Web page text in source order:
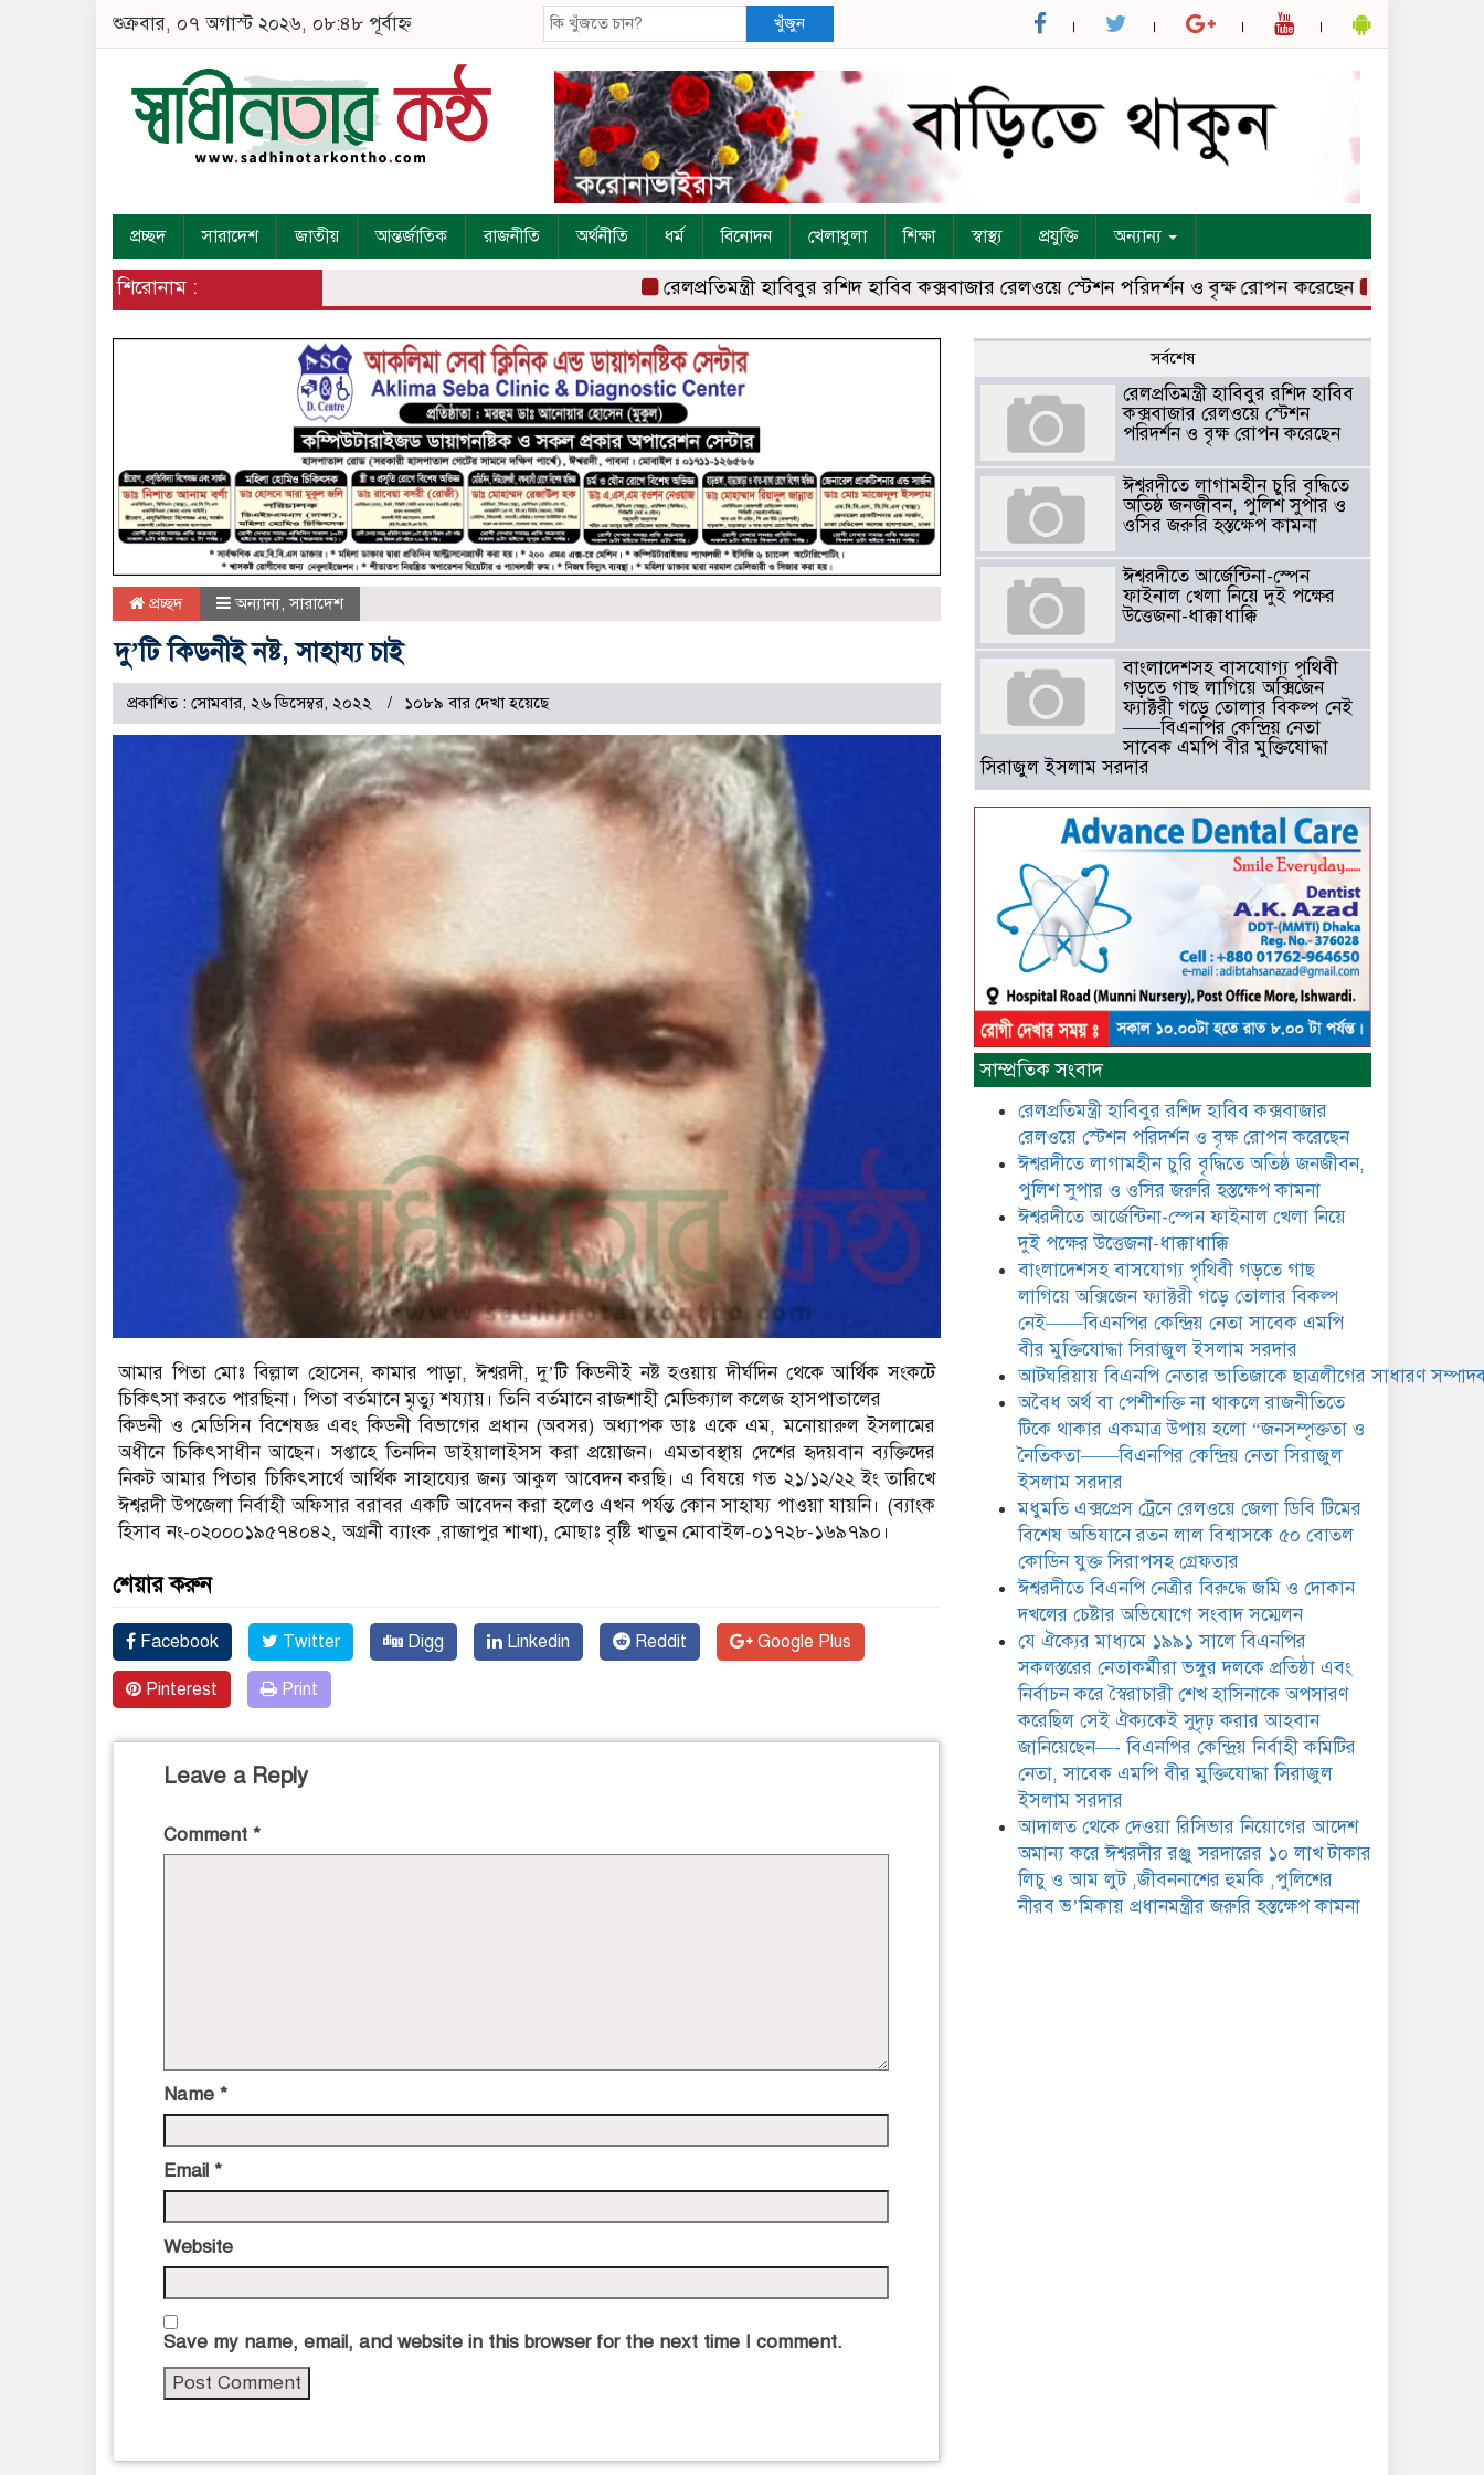
শুক্রবার, ০৭ অগাস্ট ২০২৬, ০৮:৪৮ পূর্বাহ্ন খুঁজুন
প্রচ্ছদ সারাদেশ জাতীয় আন্তর্জাতিক রাজনীতি অর্থনীতি ধর্ম বিনোদন খেলাধুলা শিক্ষা স্বাস্থ্য প্রযুক্তি অন্যান্য
শিরোনাম : রেলপ্রতিমন্ত্রী হাবিবুর রশিদ হাবিব কক্সবাজার রেলওয়ে স্টেশন পরিদর্শন ও বৃক্ষ রোপন করেছেন ঈশ্বরদীতে
প্রচ্ছদ অন্যান্য,সারাদেশ
দু’টি কিডনীই নষ্ট, সাহায্য চাই
প্রকাশিত : সোমবার, ২৬ ডিসেম্বর, ২০২২ ১০৮৯ বার দেখা হয়েছে
আমার পিতা মোঃ বিল্লাল হোসেন, কামার পাড়া, ঈশ্বরদী, দু’টি কিডনীই নষ্ট হওয়ায় দীর্ঘদিন থেকে আর্থিক সংকটে
চিকিৎসা করতে পারছিনা। পিতা বর্তমানে মৃত্যু শয্যায়। তিনি বর্তমানে রাজশাহী মেডিক্যাল কলেজ হাসপাতালের
কিডনী ও মেডিসিন বিশেষজ্ঞ এবং কিডনী বিভাগের প্রধান (অবসর) অধ্যাপক ডাঃ একে এম, মনোয়ারুল ইসলামের
অধীনে চিকিৎসাধীন আছেন। সপ্তাহে তিনদিন ডাইয়ালাইসস করা প্রয়োজন। এমতাবস্থায় দেশের হৃদয়বান ব্যক্তিদের
নিকট আমার পিতার চিকিৎসার্থে আর্থিক সাহায্যের জন্য আকুল আবেদন করছি। এ বিষয়ে গত ২১/১২/২২ ইং তারিখে
ঈশ্বরদী উপজেলা নির্বাহী অফিসার বরাবর একটি আবেদন করা হলেও এখন পর্যন্ত কোন সাহায্য পাওয়া যায়নি। (ব্যাংক
হিসাব নং-০২০০০১৯৫৭৪০৪২, অগ্রনী ব্যাংক ,রাজাপুর শাখা), মোছাঃ বৃষ্টি খাতুন মোবাইল-০১৭২৮-১৬৯৭৯০।
শেয়ার করুন
Facebook Twitter Digg Linkedin Reddit Google Plus
Pinterest Print
Leave a Reply
Comment *
Name *
Email *
Website
Save my name, email, and website in this browser for the next time I comment.
সর্বশেষ
রেলপ্রতিমন্ত্রী হাবিবুর রশিদ হাবিব
কক্সবাজার রেলওয়ে স্টেশন
পরিদর্শন ও বৃক্ষ রোপন করেছেন
ঈশ্বরদীতে লাগামহীন চুরি বৃদ্ধিতে
অতিষ্ঠ জনজীবন, পুলিশ সুপার ও
ওসির জরুরি হস্তক্ষেপ কামনা ​
ঈশ্বরদীতে আর্জেন্টিনা-স্পেন
ফাইনাল খেলা নিয়ে দুই পক্ষের
উত্তেজনা-ধাক্কাধাক্কি
বাংলাদেশসহ বাসযোগ্য পৃথিবী
গড়তে গাছ লাগিয়ে অক্সিজেন
ফ্যাক্টরী গড়ে তোলার বিকল্প নেই
——বিএনপির কেন্দ্রিয় নেতা
সাবেক এমপি বীর মুক্তিযোদ্ধা
সিরাজুল ইসলাম সরদার
আটঘরিয়ায় বিএনপি নেতার ভাতিজাকে ছাত্রলীগের সাধারণ সম্পাদক
​​অবৈধ অর্থ বা পেশীশক্তি না থাকলে
রাজনীতিতে টিকে থাকার একমাত্র
উপায় হলো “জনসম্পৃক্ততা ও
নৈতিকতা——বিএনপির কেন্দ্রিয়
নেতা সিরাজুল ইসলাম সরদার
জেলা ডিবি টিমের বিশেষ অভিযানে
রতন লাল বিশ্বাসকে ৫০ বোতল
কোডিন যুক্ত সিরাপসহ গ্রেফতার
ঈশ্বরদীতে বিএনপি নেত্রীর বিরুদ্ধে
জমি ও দোকান দখলের চেষ্টার
অভিযোগে সংবাদ সম্মেলন
যে ঐক্যের মাধ্যমে ১৯৯১ সালে
বিএনপির সকলস্তরের নেতাকর্মীরা
ভঙ্গুর দলকে প্রতিষ্ঠা এবং নির্বাচন
করে স্বৈরাচারী শেখ হাসিনাকে
অপসারণ করেছিল সেই ঐক্যকেই
সুদৃঢ় করার আহবান জানিয়েছেন—- বিএনপির কেন্দ্রিয়
নির্বাহী কমিটির নেতা, সাবেক এমপি বীর মুক্তিযোদ্ধা
সিরাজুল ইসলাম সরদার
আদালত থেকে দেওয়া রিসিভার
নিয়োগের আদেশ অমান্য করে
টাকার লিচু ও আম লুট
,জীবননাশের হুমকি ,পুলিশের
নীরব ভ’মিকায় প্রধানমন্ত্রীর জরুরি হস্তক্ষেপ কামনা
সাম্প্রতিক সংবাদ
রেলপ্রতিমন্ত্রী হাবিবুর রশিদ হাবিব কক্সবাজার
রেলওয়ে স্টেশন পরিদর্শন ও বৃক্ষ রোপন করেছেন
ঈশ্বরদীতে লাগামহীন চুরি বৃদ্ধিতে অতিষ্ঠ জনজীবন,
পুলিশ সুপার ও ওসির জরুরি হস্তক্ষেপ কামনা ​
ঈশ্বরদীতে আর্জেন্টিনা-স্পেন ফাইনাল খেলা নিয়ে
দুই পক্ষের উত্তেজনা-ধাক্কাধাক্কি
বাংলাদেশসহ বাসযোগ্য পৃথিবী গড়তে গাছ
লাগিয়ে অক্সিজেন ফ্যাক্টরী গড়ে তোলার বিকল্প
নেই——বিএনপির কেন্দ্রিয় নেতা সাবেক এমপি
বীর মুক্তিযোদ্ধা সিরাজুল ইসলাম সরদার
আটঘরিয়ায় বিএনপি নেতার ভাতিজাকে ছাত্রলীগের সাধারণ
​​অবৈধ অর্থ বা পেশীশক্তি না থাকলে রাজনীতিতে
টিকে থাকার একমাত্র উপায় হলো “জনসম্পৃক্ততা ও
নৈতিকতা——বিএনপির কেন্দ্রিয় নেতা সিরাজুল
ইসলাম সরদার
মধুমতি এক্সপ্রেস ট্রেনে রেলওয়ে জেলা ডিবি টিমের
বিশেষ অভিযানে রতন লাল বিশ্বাসকে ৫০ বোতল
কোডিন যুক্ত সিরাপসহ গ্রেফতার
ঈশ্বরদীতে বিএনপি নেত্রীর বিরুদ্ধে জমি ও দোকান
দখলের চেষ্টার অভিযোগে সংবাদ সম্মেলন
যে ঐক্যের মাধ্যমে ১৯৯১ সালে বিএনপির
সকলস্তরের নেতাকর্মীরা ভঙ্গুর দলকে প্রতিষ্ঠা এবং
নির্বাচন করে স্বৈরাচারী শেখ হাসিনাকে অপসারণ
করেছিল সেই ঐক্যকেই সুদৃঢ় করার আহবান
জানিয়েছেন—- বিএনপির কেন্দ্রিয় নির্বাহী কমিটির
নেতা, সাবেক এমপি বীর মুক্তিযোদ্ধা সিরাজুল
ইসলাম সরদার
আদালত থেকে দেওয়া রিসিভার নিয়োগের আদেশ
অমান্য করে ঈশ্বরদীর রঞ্জু সরদারের ১০ লাখ টাকার
লিচু ও আম লুট ,জীবননাশের হুমকি ,পুলিশের
নীরব ভ’মিকায় প্রধানমন্ত্রীর জরুরি হস্তক্ষেপ কামনা